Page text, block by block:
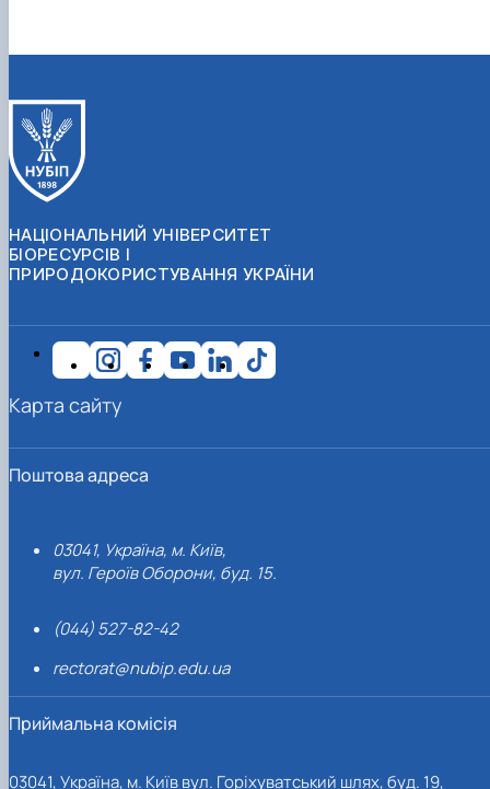
НАЦІОНАЛЬНИЙ УНІВЕРСИТЕТ
БІОРЕСУРСІВ І
ПРИРОДОКОРИСТУВАННЯ УКРАЇНИ
Поштова адреса
03041, Україна, м. Київ,
вул. Героїв Оборони, буд. 15.
(044) 527-82-42
rectorat@nubip.edu.ua
Приймальна комісія
03041, Україна, м. Київ вул. Горіхуватський шлях, буд. 19,
Карта сайту